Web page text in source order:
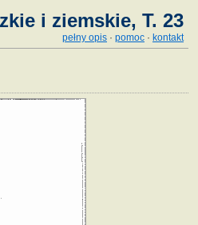
i ziemskie, T. 23
pełny opis · pomoc · kontakt